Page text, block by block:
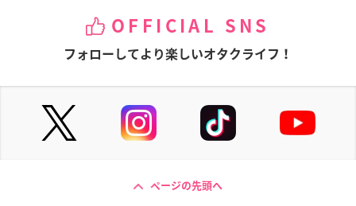
OFFICIAL SNS
フォローしてより楽しいオタクライフ！
ページの先頭へ